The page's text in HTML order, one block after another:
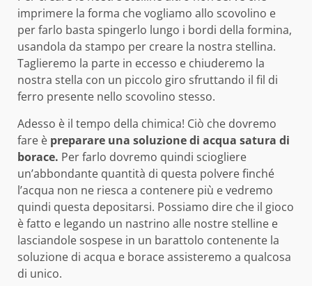
imprimere la forma che vogliamo allo scovolino e
per farlo basta spingerlo lungo i bordi della formina,
usandola da stampo per creare la nostra stellina.
Taglieremo la parte in eccesso e chiuderemo la
nostra stella con un piccolo giro sfruttando il fil di
ferro presente nello scovolino stesso.
Adesso è il tempo della chimica! Ciò che dovremo
fare è preparare una soluzione di acqua satura di
borace. Per farlo dovremo quindi sciogliere
un’abbondante quantità di questa polvere finché
l’acqua non ne riesca a contenere più e vedremo
quindi questa depositarsi. Possiamo dire che il gioco
è fatto e legando un nastrino alle nostre stelline e
lasciandole sospese in un barattolo contenente la
soluzione di acqua e borace assisteremo a qualcosa
di unico.